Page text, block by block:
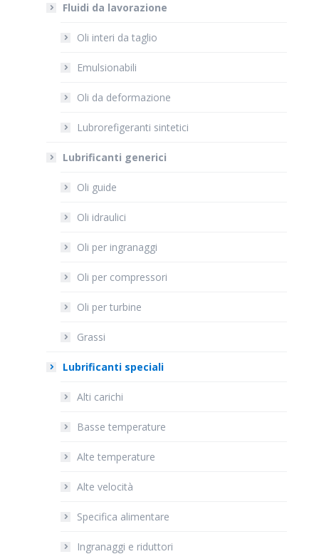
Fluidi da lavorazione
Oli interi da taglio
Emulsionabili
Oli da deformazione
Lubrorefigeranti sintetici
Lubrificanti generici
Oli guide
Oli idraulici
Oli per ingranaggi
Oli per compressori
Oli per turbine
Grassi
Lubrificanti speciali
Alti carichi
Basse temperature
Alte temperature
Alte velocità
Specifica alimentare
Ingranaggi e riduttori